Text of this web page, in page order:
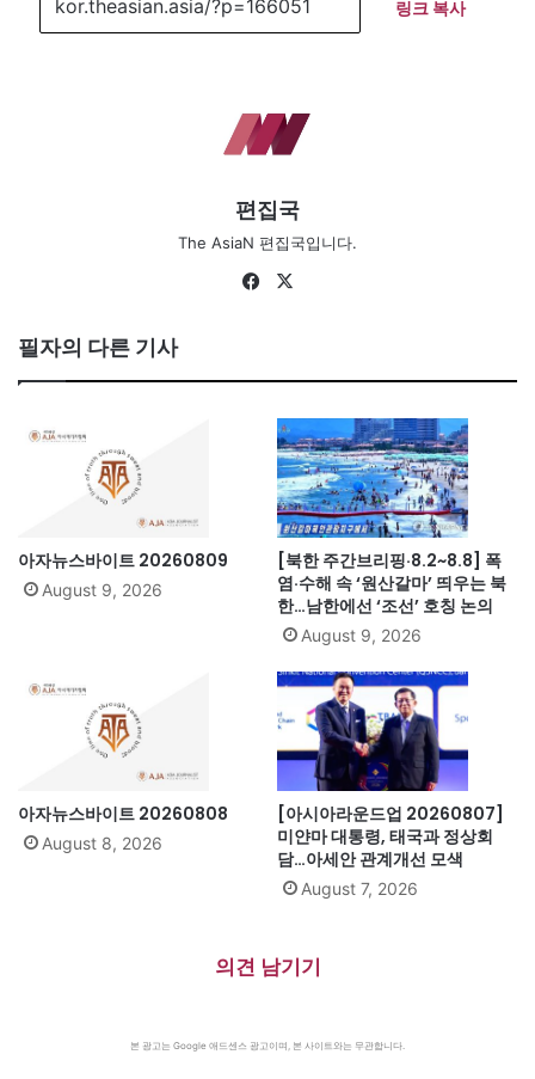
링크 복사
편집국
The AsiaN 편집국입니다.
Fa
필자의 다른 기사
아자뉴스바이트 20260809
August 9, 2026
[북한 주간브리핑·8.2~8.8] 폭
염·수해 속 ‘원산갈마’ 띄우는 북
한…남한에선 ‘조선’ 호칭 논의
August 9, 2026
아자뉴스바이트 20260808
August 8, 2026
[아시아라운드업 20260807]
미얀마 대통령, 태국과 정상회
담…아세안 관계개선 모색
August 7, 2026
의견 남기기
본 광고는 Google 애드센스 광고이며, 본 사이트와는 무관합니다.